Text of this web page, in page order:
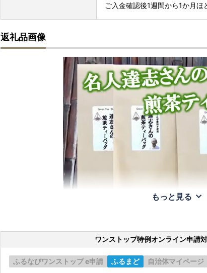
ご入金確認後1週間から1か月ほ
返礼品画像
もっと見る
ワンストップ特例オンライン申請
ふるなびワンストップ e申請 ふるまど 自治体マイページ